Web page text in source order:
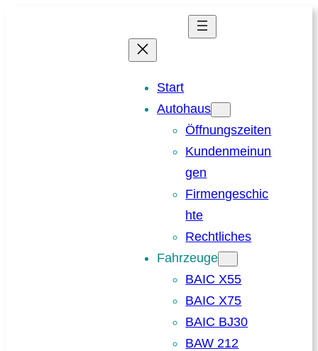
Start
Autohaus
Öffnungszeiten
Kundenmeinun
gen
Firmengeschic
hte
Rechtliches
Fahrzeuge
BAIC X55
BAIC X75
BAIC BJ30
BAW 212